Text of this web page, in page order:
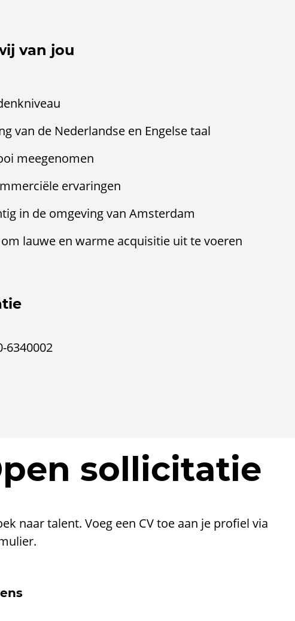
van jou
van de Nederlandse en Engelse taal
meegenomen
ervaringen
in de omgeving van Amsterdam
lauwe en warme acquisitie uit te voeren
6340002
sollicitatie
naar talent. Voeg een CV toe aan je profiel via